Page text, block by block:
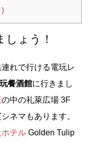
ょう！
れで行ける電玩レ
餐酒館に行きまし
の中の礼萊広場 3F
ネマもあります。
テルGolden Tulip